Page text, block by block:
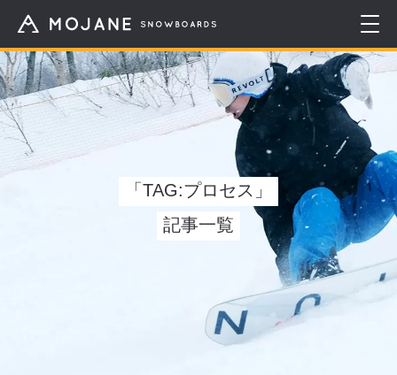
「TAG:プロセス」
記事一覧